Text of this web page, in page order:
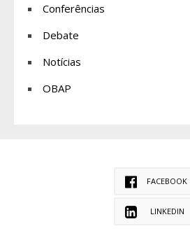
Conferências
Debate
Notícias
OBAP
FACEBOOK
LINKEDIN